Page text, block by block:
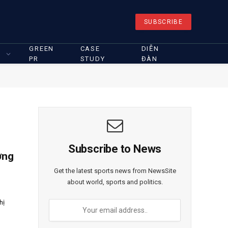
SUBSCRIBE
GREEN
PR
CASE
STUDY
DIỄN
ĐÀN
Subscribe to News
Get the latest sports news from NewsSite
about world, sports and politics.